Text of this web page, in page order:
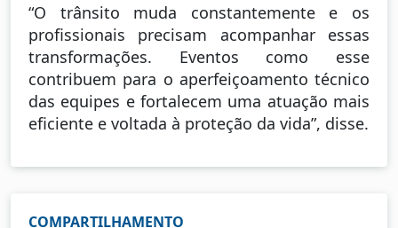
“O trânsito muda constantemente e os
profissionais precisam acompanhar essas
transformações. Eventos como esse
contribuem para o aperfeiçoamento técnico
das equipes e fortalecem uma atuação mais
eficiente e voltada à proteção da vida”, disse.
COMPARTILHAMENTO